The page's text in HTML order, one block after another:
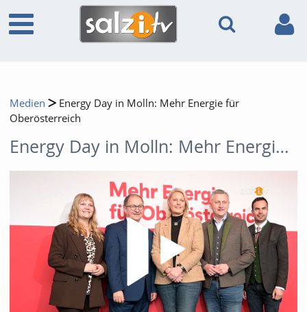
Medien
Energy Day in Molln: Mehr Energie für
Oberösterreich
Energy Day in Molln: Mehr Energie für Oberösterreich